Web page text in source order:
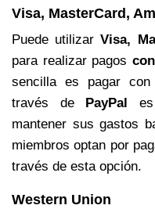
Visa, MasterCard,
Puede utilizarVisa,
para realizar pagos
sencilla es pagar
través de PayPal es
mantener sus gastos
miembros optan por
través de esta opción.
Western Union